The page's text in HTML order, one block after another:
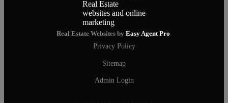
Real Estate Websites by Easy Agent Pro
Privacy Policy
Sitemap
Admin Login